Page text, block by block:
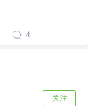
4
关注